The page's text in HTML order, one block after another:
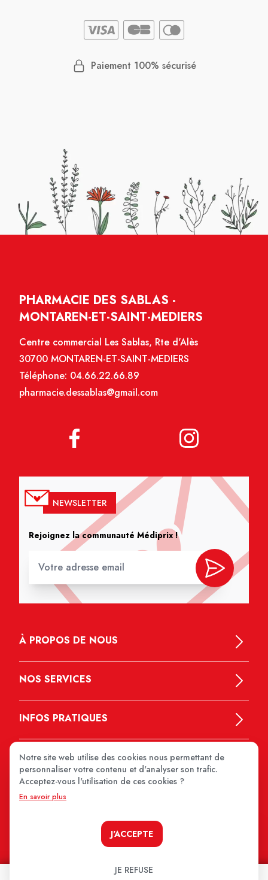
Paiement 100% sécurisé
PHARMACIE DES SABLAS -
MONTAREN-ET-SAINT-MEDIERS
Centre commercial Les Sablas, Rte d'Alès
30700 MONTAREN-ET-SAINT-MEDIERS
Téléphone: 04.66.22.66.89
pharmacie.dessablas@gmail.com
NEWSLETTER
Rejoignez la communauté Médiprix !
À PROPOS DE NOUS
NOS SERVICES
INFOS PRATIQUES
Notre site web utilise des cookies nous permettant de
personnaliser votre contenu et d'analyser son trafic.
Acceptez-vous l'utilisation de ces cookies ?
En savoir plus
J'ACCEPTE
JE REFUSE